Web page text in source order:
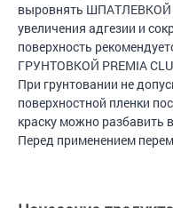
выровнять ШПАТЛЕВКОЙ
увеличения адгезии и
поверхность
ГРУНТОВКОЙ PREMIA
При грунтовании не
поверхностной пленки
краску можно разбавить
Перед применением